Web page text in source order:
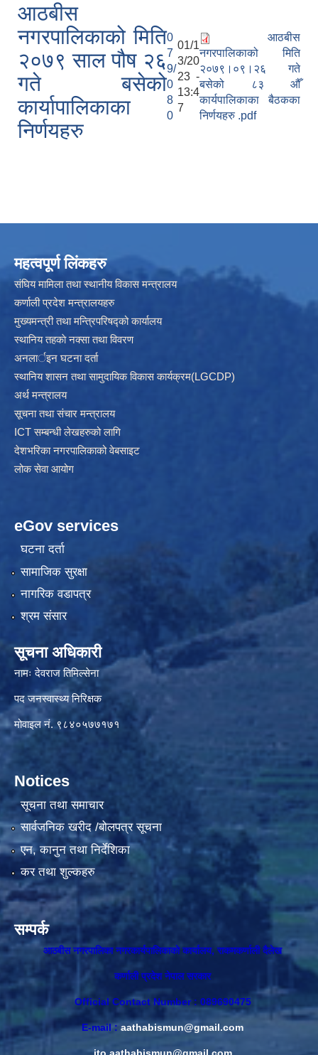
आठबीस
नगरपालिकाको मिति
२०७९ साल पौष २६
गते बसेको
कार्यापालिकाका
निर्णयहरु
0
7
9/
0
8
0
01/1
3/20
23 -
13:4
7
आठबीस
नगरपालिकाको मिति
२०७९।०९।२६ गते
बसेको ८३ औँ
कार्यपालिकाका बैठकका
निर्णयहरु .pdf
महत्वपूर्ण लिंकहरु
संघिय मामिला तथा स्थानीय विकास मन्त्रालय
कर्णाली प्रदेश मन्त्रालयहरु
मुख्यमन्त्री तथा मन्त्रिपरिषद्को कार्यालय
स्थानिय तहकाे नक्सा तथा विवरण
अनलार्इन घटना दर्ता
स्थानिय शासन तथा सामुदायिक विकास कार्यक्रम(LGCDP)
अर्थ मन्त्रालय
सूचना तथा संचार मन्त्रालय
ICT सम्बन्धी लेखहरुको लागि
देशभरिका नगरपालिकाको वेबसाइट
लोक सेवा आयोग
eGov services
घटना दर्ता
सामाजिक सुरक्षा
नागरिक वडापत्र
श्रम संसार
सूचना अधिकारी
नामः देवराज तिमिल्सेना
पद जनस्वास्थ्य निरिक्षक
मोवाइल नं. ९८४०५७७१७१
Notices
सूचना तथा समाचार
सार्वजनिक खरीद /बोलपत्र सूचना
एन, कानुन तथा निर्देशिका
कर तथा शुल्कहरु
सम्पर्क
आठबीस नगरपालिका नगरकार्यपालिकाकाे कार्यालय, राकमकर्णाली दैलेख
कर्णाली प्रदेश नेपाल सरकार
Official Contact Number : 089690475
E-mail : aathabismun@gmail.com